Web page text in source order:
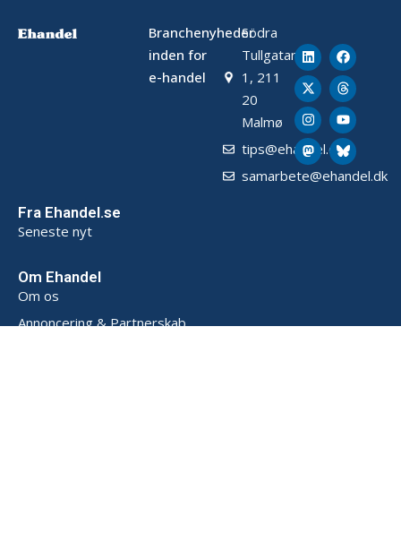
Branchenyheder
inden for
e-handel
Södra
Tullgatan
1, 211
20
Malmø
tips@ehandel.dk
samarbete@ehandel.dk
Fra Ehandel.se
Seneste nyt
Om Ehandel
Om os
Annoncering & Partnerskab